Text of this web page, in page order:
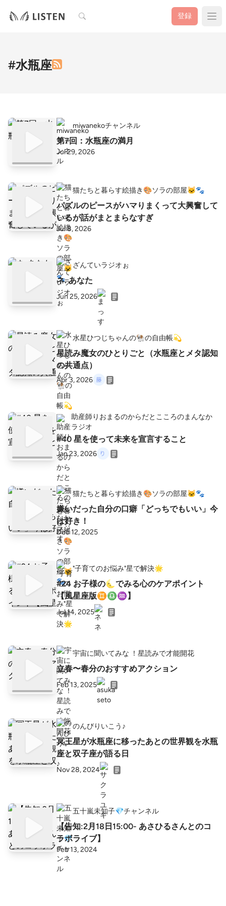
検索 登録
#水瓶座
miwanekoチャンネル
第7回：水瓶座の満月
Jul 29, 2026
猫たちと暮らす絵描き🎨ソラの部屋🐱🐾
パズルのピースがハマりまくって大興奮して
いるが話がまとまらなすぎ
Jul 8, 2026
ざんていラジオぉ
ネ. あなた
Jun 25, 2026
水星ひつじちゃんの🐏の自由帳💫
星読み魔女のひとりごと（水瓶座とメタ認知
の共通点）
Apr 3, 2026
助産師りおまるのからだとこころのまんなか
ラジオ
#40 星を使って未来を宣言すること
Jan 23, 2026
猫たちと暮らす絵描き🎨ソラの部屋🐱🐾
嫌いだった自分の口癖「どっちでもいい」今
は好き！
Dec 12, 2025
"子育てのお悩み"星で解決🌟
#24 お子様の🌜でみる心のケアポイント
【風星座版♊︎♎︎♒︎】
Jul 14, 2025
宇宙に聞いてみな ！星読みで才能開花
立春〜春分のおすすめアクション
Feb 13, 2025
のんびりいこう♪
冥王星が水瓶座に移ったあとの世界観を水瓶
座と双子座が語る日
Nov 28, 2024
五十嵐未知子💎チャンネル
【告知:2月18日15:00- あさひるさんとのコ
ラボライブ】
Feb 13, 2024